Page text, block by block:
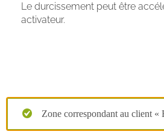
Le durcissement peut être
activateur.
Zone correspondant au client «